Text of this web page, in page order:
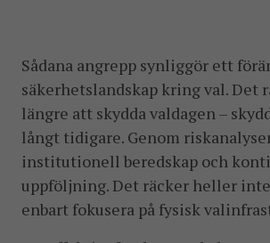
Sådana angrepp synliggör ett
säkerhetslandskap kring val. Det
längre att skydda valdagen –
långt tidigare. Genom
institutionell beredskap och
uppföljning. Det räcker heller
enbart fokusera på fysisk